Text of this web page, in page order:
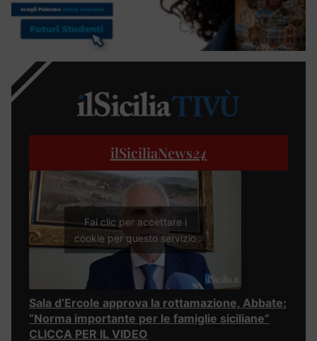
ilSiciliaNews24
Fai clic per accettare i
cookie per questo servizio
Sala d’Ercole approva la rottamazione, Abbate:
“Norma importante per le famiglie siciliane”
CLICCA PER IL VIDEO